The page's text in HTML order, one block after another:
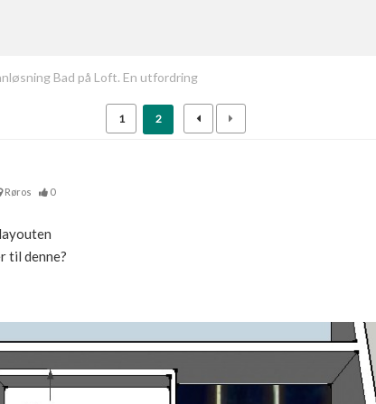
Bad på Loft. En utfordring
1 2
Røros 0
til denne?